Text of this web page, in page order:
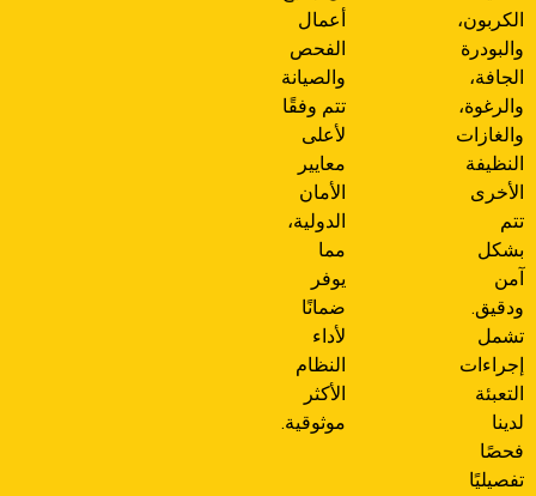
الكربون،
والبودرة
الجافة،
والرغوة،
والغازات
النظيفة
الأخرى
تتم
بشكل
آمن
ودقيق.
تشمل
إجراءات
التعبئة
لدينا
فحصًا
تفصيليًا
أعمال
الفحص
والصيانة
تتم وفقًا
لأعلى
معايير
الأمان
الدولية،
مما
يوفر
ضمانًا
لأداء
النظام
الأكثر
موثوقية.